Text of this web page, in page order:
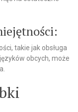
takie jak obsługa
obcych, może